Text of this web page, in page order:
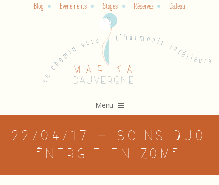
Blog Evénements Stages Réservez Cadeau
Navigation
Menu
Menu
22/04/17 – Soins DUO
Énergie en ZOME